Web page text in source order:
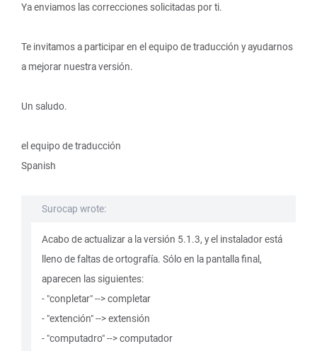
Ya enviamos las correcciones solicitadas por ti.
Te invitamos a participar en el equipo de traducción y ayudarnos
a mejorar nuestra versión.
Un saludo.
el equipo de traducción
Spanish
Surocap wrote:
Acabo de actualizar a la versión 5.1.3, y el instalador está
lleno de faltas de ortografía. Sólo en la pantalla final,
aparecen las siguientes:
- "conpletar" --> completar
- "extención" --> extensión
- "computadro" --> computador